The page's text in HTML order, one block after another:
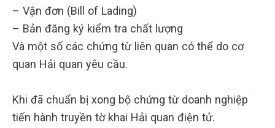
– Vận đơn (Bill of Lading)
– Bản đăng ký kiểm tra chất lượng
Và một số các chứng từ liên quan có thể do cơ
quan Hải quan yêu cầu.
Khi đã chuẩn bị xong bộ chứng từ doanh nghiệp
tiến hành truyền tờ khai Hải quan điện tử.